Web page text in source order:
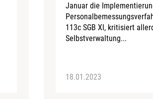
Januar die
113c SGB XI, kritisiert
Selbstverwaltung...
18.01.2023